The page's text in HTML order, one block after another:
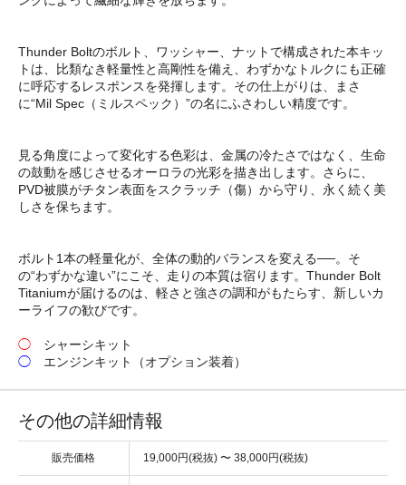
Thunder Boltのボルト、ワッシャー、ナットで構成された本キッ
トは、比類なき軽量性と高剛性を備え、わずかなトルクにも正確
に呼応するレスポンスを発揮します。その仕上がりは、まさ
に“Mil Spec（ミルスペック）”の名にふさわしい精度です。
見る角度によって変化する色彩は、金属の冷たさではなく、生命
の鼓動を感じさせるオーロラの光彩を描き出します。さらに、
PVD被膜がチタン表面をスクラッチ（傷）から守り、永く続く美
しさを保ちます。
ボルト1本の軽量化が、全体の動的バランスを変える──。そ
の“わずかな違い”にこそ、走りの本質は宿ります。Thunder Bolt
Titaniumが届けるのは、軽さと強さの調和がもたらす、新しいカ
ーライフの歓びです。
◯ シャーシキット
◯ エンジンキット（オプション装着）
その他の詳細情報
販売価格 19,000円(税抜) 〜 38,000円(税抜)